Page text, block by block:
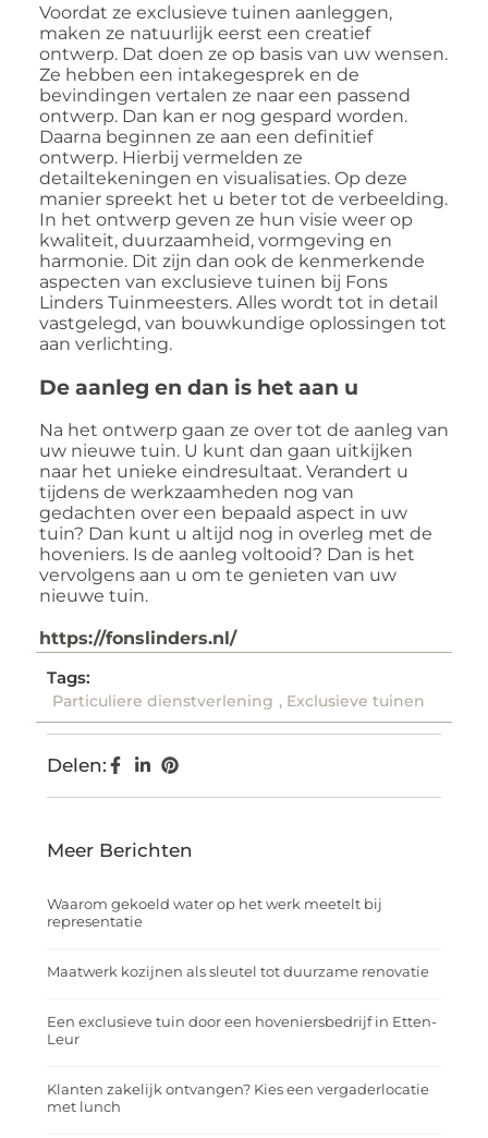
Voordat ze exclusieve tuinen aanleggen,
maken ze natuurlijk eerst een creatief
ontwerp. Dat doen ze op basis van uw wensen.
Ze hebben een intakegesprek en de
bevindingen vertalen ze naar een passend
ontwerp. Dan kan er nog gespard worden.
Daarna beginnen ze aan een definitief
ontwerp. Hierbij vermelden ze
detailtekeningen en visualisaties. Op deze
manier spreekt het u beter tot de verbeelding.
In het ontwerp geven ze hun visie weer op
kwaliteit, duurzaamheid, vormgeving en
harmonie. Dit zijn dan ook de kenmerkende
aspecten van exclusieve tuinen bij Fons
Linders Tuinmeesters. Alles wordt tot in detail
vastgelegd, van bouwkundige oplossingen tot
aan verlichting.
De aanleg en dan is het aan u
Na het ontwerp gaan ze over tot de aanleg van
uw nieuwe tuin. U kunt dan gaan uitkijken
naar het unieke eindresultaat. Verandert u
tijdens de werkzaamheden nog van
gedachten over een bepaald aspect in uw
tuin? Dan kunt u altijd nog in overleg met de
hoveniers. Is de aanleg voltooid? Dan is het
vervolgens aan u om te genieten van uw
nieuwe tuin.
https://fonslinders.nl/
Tags:
Particuliere dienstverlening , Exclusieve tuinen
Delen:
Meer Berichten
Waarom gekoeld water op het werk meetelt bij
representatie
Maatwerk kozijnen als sleutel tot duurzame renovatie
Een exclusieve tuin door een hoveniersbedrijf in Etten-
Leur
Klanten zakelijk ontvangen? Kies een vergaderlocatie
met lunch